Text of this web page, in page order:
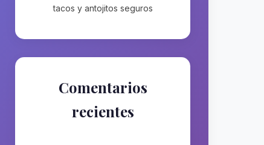
tacos y antojitos seguros
Comentarios
recientes